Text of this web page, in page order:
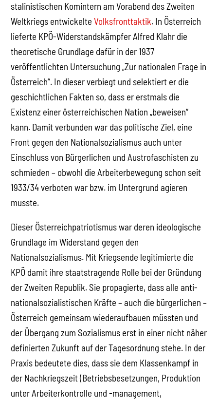
stalinistischen Komintern am Vorabend des Zweiten
Weltkriegs entwickelteVolksfronttaktik. In Österreich
lieferte KPÖ-Widerstandskämpfer Alfred Klahr die
theoretische Grundlage dafür in der 1937
veröffentlichten Untersuchung „Zur nationalen Frage in
Österreich“. In dieser verbiegt und selektiert er die
geschichtlichen Fakten so, dass er erstmals die
Existenz einer österreichischen Nation „beweisen“
kann. Damit verbunden war das politische Ziel, eine
Front gegen den Nationalsozialismus auch unter
Einschluss von Bürgerlichen und Austrofaschisten zu
schmieden – obwohl die Arbeiterbewegung schon seit
1933/34 verboten war bzw. im Untergrund agieren
musste.
Dieser Österreichpatriotismus war deren ideologische
Grundlage im Widerstand gegen den
Nationalsozialismus. Mit Kriegsende legitimierte die
KPÖ damit ihre staatstragende Rolle bei der Gründung
der Zweiten Republik. Sie propagierte, dass alle anti-
nationalsozialistischen Kräfte – auch die bürgerlichen –
Österreich gemeinsam wiederaufbauen müssten und
der Übergang zum Sozialismus erst in einer nicht näher
definierten Zukunft auf der Tagesordnung stehe. In der
Praxis bedeutete dies, dass sie dem Klassenkampf in
der Nachkriegszeit (Betriebsbesetzungen, Produktion
unter Arbeiterkontrolle und -management,